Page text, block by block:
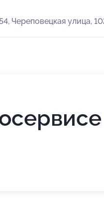
Череповецкая улица,